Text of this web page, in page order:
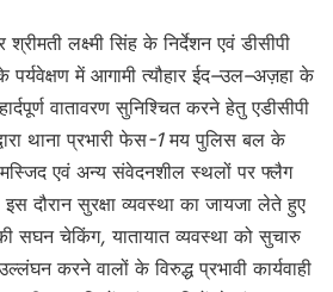
श्रीमती लक्ष्मी सिंह के निर्देशन एवं डीसीपी
पर्यवेक्षण में आगामी त्यौहार ईद–उल–अज़हा के
वातावरण सुनिश्चित करने हेतु एडीसीपी
थाना प्रभारी फेस-1मय पुलिस बल के
मस्जिद एवं अन्य संवेदनशील स्थलों पर फ्लैग
इस दौरान सुरक्षा व्यवस्था का जायजा लेते हुए
सघन चेकिंग,यातायात व्यवस्था को सुचारु
करने वालों के विरुद्ध प्रभावी कार्यवाही